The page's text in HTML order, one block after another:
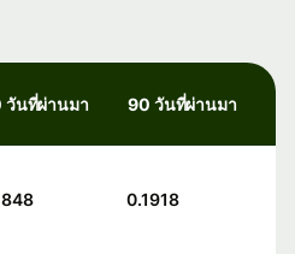
วันที่ผ่านมา 90 วันที่ผ่านมา
0.1918